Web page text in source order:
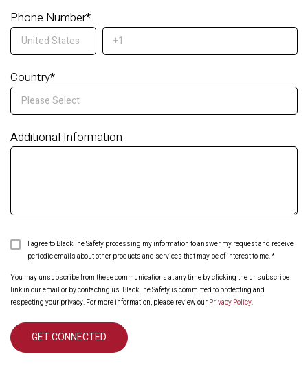
Phone Number*
Country*
Additional Information
I agree to Blackline Safety processing my information to answer my request and receive
periodic emails about other products and services that may be of interest to me.*
You may unsubscribe from these communications at any time by clicking the unsubscribe
link in our email or by contacting us. Blackline Safety is committed to protecting and
respecting your privacy. For more information, please review our Privacy Policy.